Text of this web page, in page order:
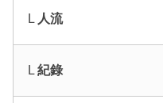
L 人流
L 紀錄